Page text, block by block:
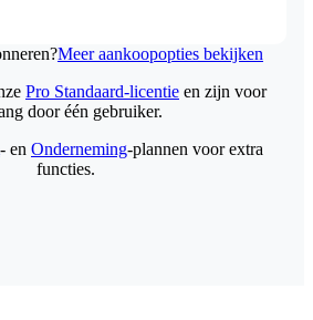
Meer aankoopopties bekijken
Pro Standaard-licentie en zijn voor
door één gebruiker.
- en Onderneming-plannen voor extra
functies.